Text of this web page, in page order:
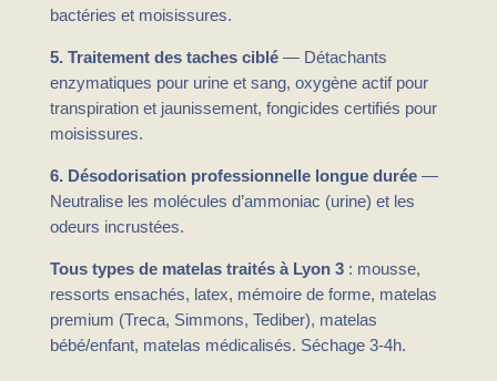
bactéries et moisissures.
5. Traitement des taches ciblé— Détachants
enzymatiques pour urine et sang, oxygène actif pour
transpiration et jaunissement, fongicides certifiés pour
moisissures.
6. Désodorisation professionnelle longue durée—
Neutralise les molécules d’ammoniac (urine) et les
odeurs incrustées.
Tous types de matelas traités à Lyon 3: mousse,
ressorts ensachés, latex, mémoire de forme, matelas
premium (Treca, Simmons, Tediber), matelas
bébé/enfant, matelas médicalisés. Séchage 3-4h.